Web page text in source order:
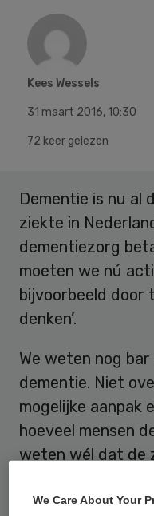
Kees Wessels
31 maart 2016, 10:30
72 keer gelezen
Dementie is nu al
ziekte in
dementiezorg
moeten we nú
bijvoorbeeld door
denken’.
We weten nog
dementie. Niet
mogelijke aanpak
hoeveel mensen
weten wél dat de
Volgens
We Care About Your